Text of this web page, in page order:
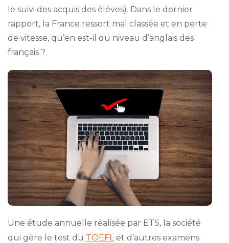
le suivi des acquis des élèves). Dans le dernier
rapport, la France ressort mal classée et en perte
de vitesse, qu’en est-il du niveau d’anglais des
français ?
Une étude annuelle réalisée par ETS, la société
qui gère le test du TOEFL et d’autres examens